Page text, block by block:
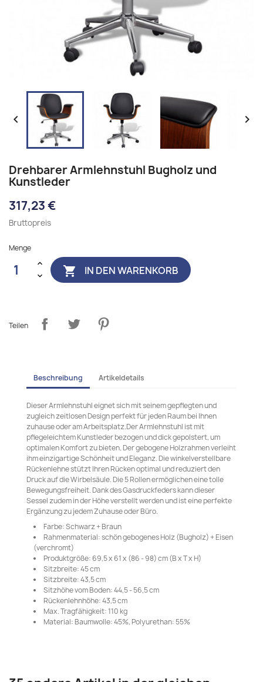
 
Drehbarer Armlehnstuhl Bugholz und
Kunstleder
317,23 €
Bruttopreis
Menge
 IN DEN WARENKORB
Teilen
Beschreibung Artikeldetails
Dieser Armlehnstuhl eignet sich mit seinem gepflegten und
zugleich zeitlosen Design perfekt für jeden Raum bei Ihnen
zuhause oder am Arbeitsplatz.Der Armlehnstuhl ist mit
pflegeleichtem Kunstleder bezogen und dick gepolstert, um
optimalen Komfort zu bieten. Der gebogene Holzrahmen verleiht
ihm einzigartige Schönheit und Eleganz. Die winkelverstellbare
Rückenlehne stützt Ihren Rücken optimal und reduziert den
Druck auf die Wirbelsäule. Die 5 Rollen ermöglichen eine tolle
Bewegungsfreiheit. Dank des Gasdruckfeders kann dieser
Sessel zudem in der Höhe verstellt werden und ist eine perfekte
Ergänzung zu jedem Zuhause oder Büro.
Farbe: Schwarz + Braun
Rahmenmaterial: schön gebogenes Holz (Bugholz) + Eisen
(verchromt)
Produktgröße: 69,5 x 61 x (86 - 98) cm (B x T x H)
Sitzbreite: 45 cm
Sitzbreite: 43,5 cm
Sitzhöhe vom Boden: 44,5 - 56,5 cm
Rückenlehnhöhe: 43,5 cm
Max. Tragfähigkeit: 110 kg
Material: Baumwolle: 45%, Polyurethan: 55%